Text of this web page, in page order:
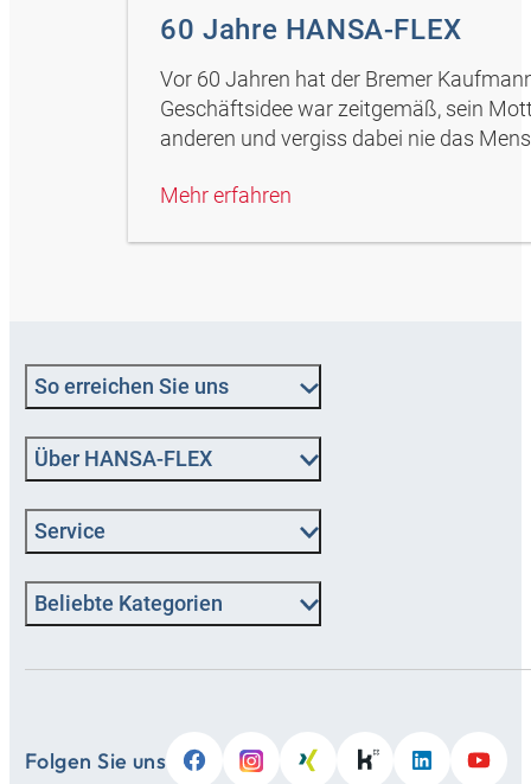
60 Jahre HANSA-FLEX
Vor 60 Jahren hat der Bremer
Geschäftsidee war zeitgemäß, sein
anderen und vergiss dabei nie das
Mehr erfahren
So erreichen Sie uns
Über HANSA‑FLEX
Service
Beliebte Kategorien
Folgen Sie uns